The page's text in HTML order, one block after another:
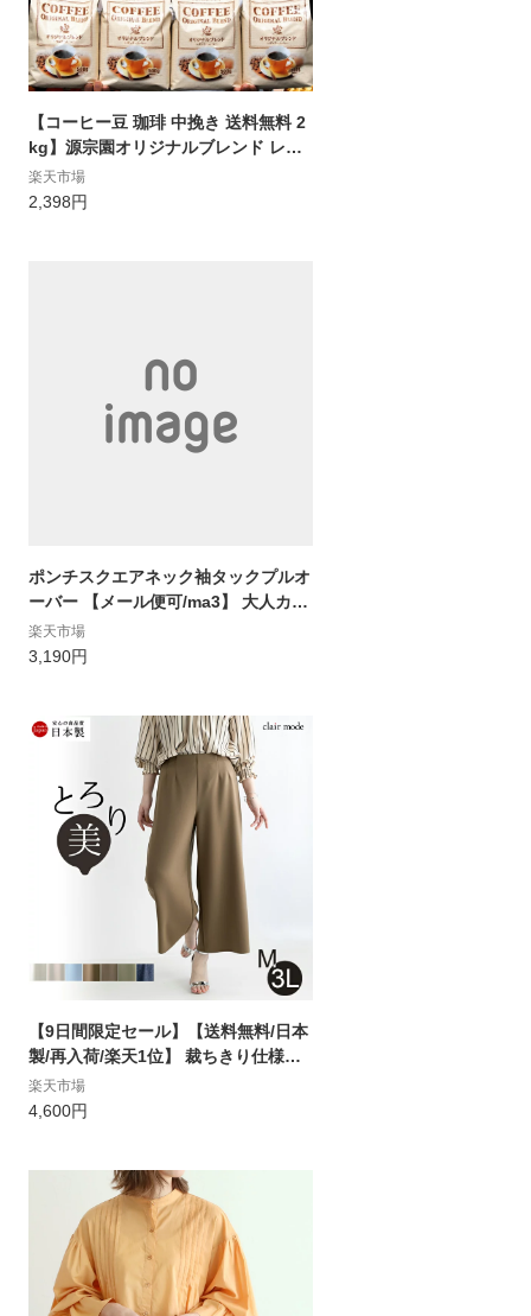
【コーヒー豆 珈琲 中挽き 送料無料 2
kg】源宗園オリジナルブレンド レギ
ュラーコーヒー【500g×4袋】【中挽
きは4月8日より順次発送】【豆のまま
楽天市場
2,398円
ポンチスクエアネック袖タックプルオ
ーバー 【メール便可/ma3】 大人カジ
ュアル カットソー レディース 7分袖
スクエアネック 春 着痩せ きれいめ 袖
楽天市場
3,190円
【9日間限定セール】【送料無料/日本
製/再入荷/楽天1位】 裁ちきり仕様の
きれいめ大人フレアパンツ 春秋冬 全1
4色 M-3L 洗える レディースファッシ
ンツ 百貨店 メt %off 3037
楽天市場
4,600円